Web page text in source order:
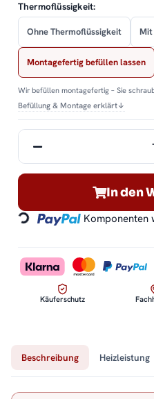
Thermoflüssigkeit:
Ohne Thermoflüssigkeit Mit
Montagefertig befüllen lassen
Wir befüllen montagefertig – Sie
Befüllung & Montage erklärt↓
In den
Loading... Komponenten
Käuferschutz
Beschreibung Heizleistung